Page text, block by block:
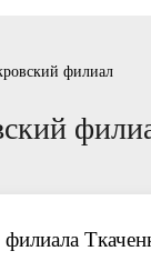
филиал
филиала